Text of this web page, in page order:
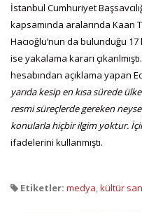
İstanbul Cumhuriyet
kapsamında aralarında Kaan
Hacıoğlu’nun da bulunduğu 17
ise yakalama kararı
hesabından açıklama yapan
yarıda kesip en kısa sürede
resmi süreçlerde gereken
konularla hiçbir ilgim yoktur.
ifadelerini kullanmıştı.
Etiketler: medya,kültür